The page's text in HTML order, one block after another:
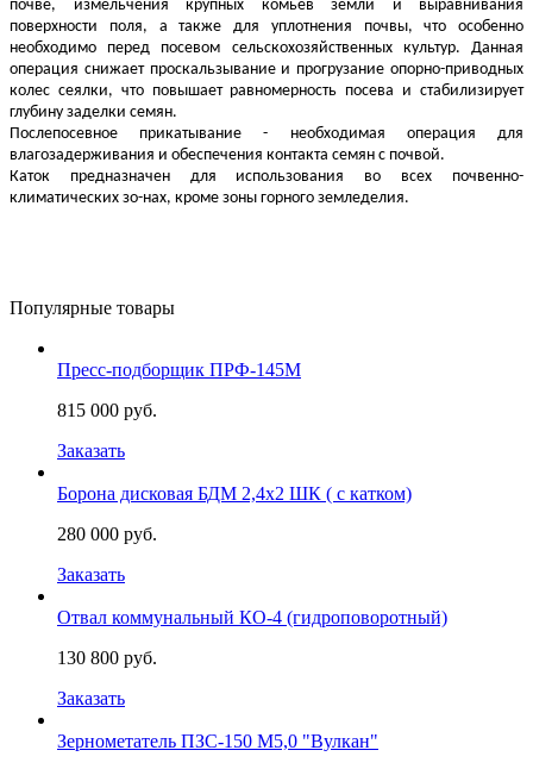
почве, измельчения крупных комьев земли и выравнивания
поверхности поля, а также для уплотнения почвы, что особенно
необходимо перед посевом сельскохозяйственных культур. Данная
операция снижает проскальзывание и прогрузание опорно-приводных
колес сеялки, что повышает равномерность посева и стабилизирует
глубину заделки семян.
Послепосевное прикатывание - необходимая операция для
влагозадерживания и обеспечения контакта семян с почвой.
Каток предназначен для использования во всех почвенно-
климатических зо-нах, кроме зоны горного земледелия.
Популярные товары
Пресс-подборщик ПРФ-145М
815 000 руб.
Заказать
Борона дисковая БДМ 2,4х2 ШК ( с катком)
280 000 руб.
Заказать
Отвал коммунальный КО-4 (гидроповоротный)
130 800 руб.
Заказать
Зернометатель ПЗС-150 М5,0 "Вулкан"